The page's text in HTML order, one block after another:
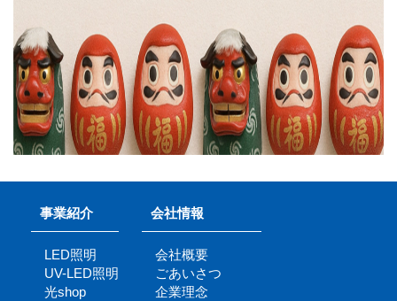
事業紹介
LED照明
UV-LED照明
光shop
会社情報
会社概要
ごあいさつ
企業理念